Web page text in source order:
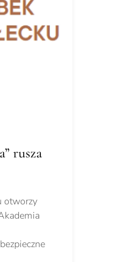
rusza
otworzy